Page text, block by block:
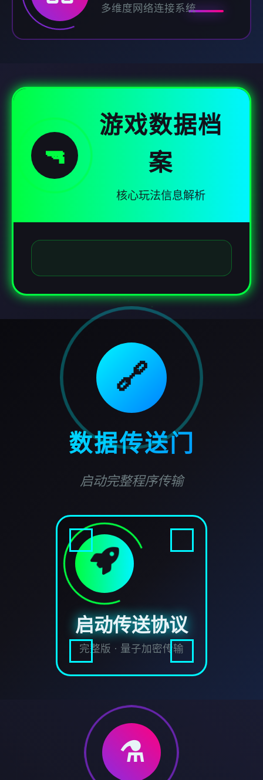
多维度网络连接系统
🔫
游戏数据档
案
核心玩法信息解析
🔗
数据传送门
启动完整程序传输
启动传送协议
完整版 · 量子加密传输
⚗️